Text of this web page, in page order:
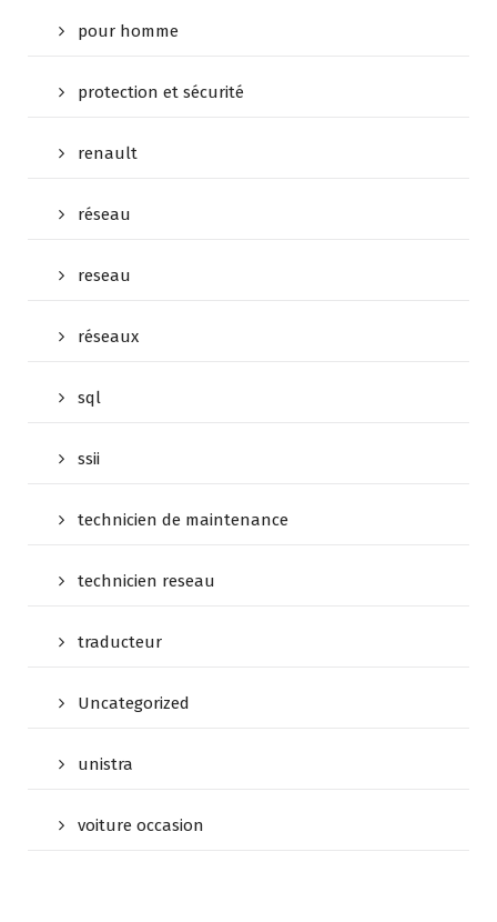
pour homme
protection et sécurité
renault
réseau
reseau
réseaux
sql
ssii
technicien de maintenance
technicien reseau
traducteur
Uncategorized
unistra
voiture occasion